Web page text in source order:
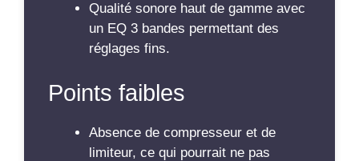
Qualité sonore haut de gamme avec
un EQ 3 bandes permettant des
réglages fins.
Points faibles
Absence de compresseur et de
limiteur, ce qui pourrait ne pas